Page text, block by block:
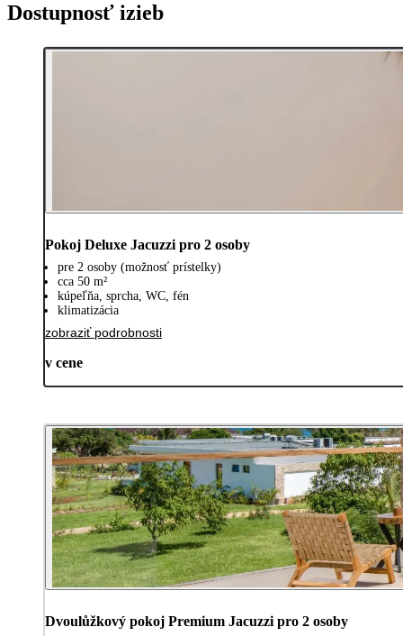
Dostupnosť izieb
Pokoj Deluxe Jacuzzi pro 2 osoby
pre 2 osoby (možnosť prístelky)
cca 50 m²
kúpeľňa, sprcha, WC, fén
klimatizácia
zobraziť podrobnosti
v cene
Dvoulůžkový pokoj Premium Jacuzzi pro 2 osoby